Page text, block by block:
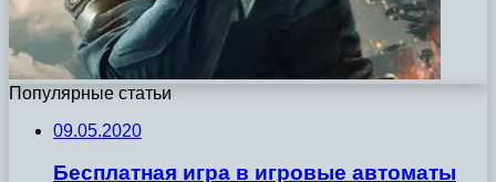
Популярные статьи
09.05.2020
Бесплатная игра в игровые автоматы